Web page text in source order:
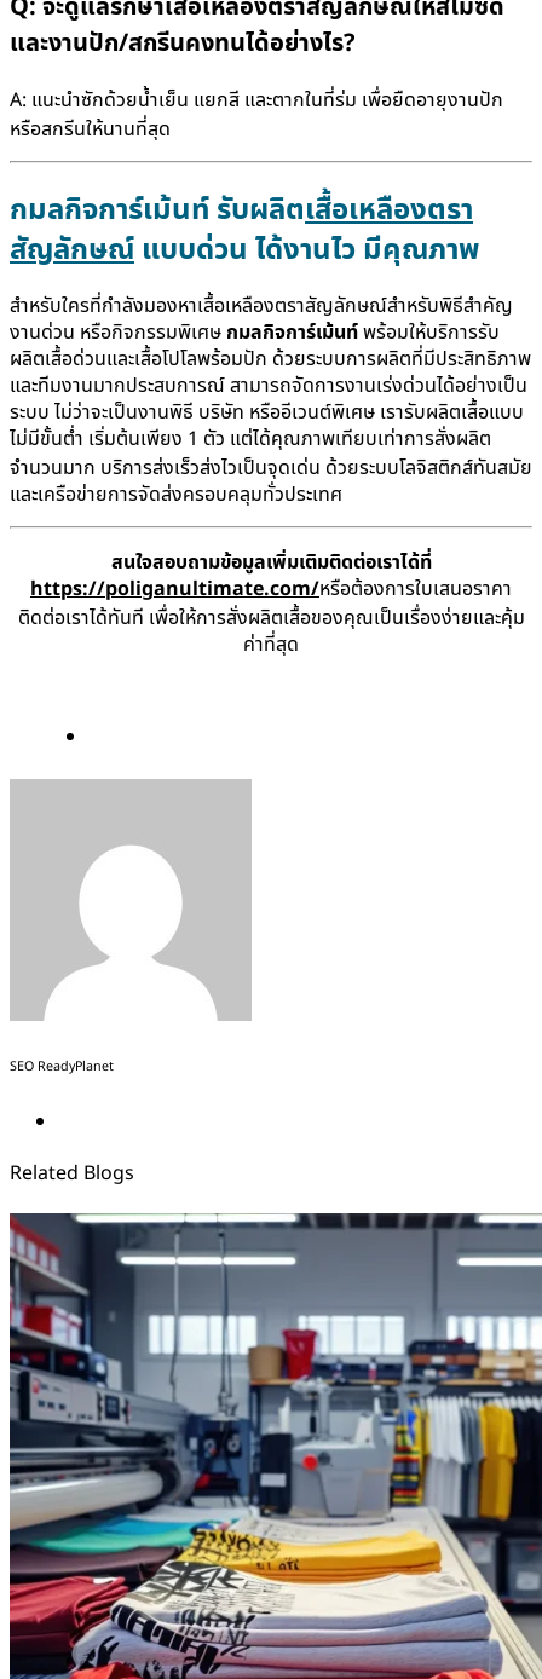
และงานปัก/สกรีนคงทนได้อย่างไร?
A: แนะนำซักด้วยน้ำเย็น แยกสี และตากในที่ร่ม เพื่อยืดอายุงานปัก
หรือสกรีนให้นานที่สุด
กมลกิจการ์เม้นท์ รับผลิตเสื้อเหลืองตรา
สัญลักษณ์ แบบด่วน ได้งานไว มีคุณภาพ
สำหรับใครที่กำลังมองหาเสื้อเหลืองตราสัญลักษณ์สำหรับพิธีสำคัญ
งานด่วน หรือกิจกรรมพิเศษ กมลกิจการ์เม้นท์พร้อมให้บริการรับ
ผลิตเสื้อด่วนและเสื้อโปโลพร้อมปัก ด้วยระบบการผลิตที่มีประสิทธิภาพ
และทีมงานมากประสบการณ์ สามารถจัดการงานเร่งด่วนได้อย่างเป็น
ระบบ ไม่ว่าจะเป็นงานพิธี บริษัท หรืออีเวนต์พิเศษ เรารับผลิตเสื้อแบบ
ไม่มีขั้นต่ำ เริ่มต้นเพียง 1 ตัว แต่ได้คุณภาพเทียบเท่าการสั่งผลิต
จำนวนมาก บริการส่งเร็วส่งไวเป็นจุดเด่น ด้วยระบบโลจิสติกส์ทันสมัย
และเครือข่ายการจัดส่งครอบคลุมทั่วประเทศ
สนใจสอบถามข้อมูลเพิ่มเติมติดต่อเราได้ที่
https://poliganultimate.com/หรือต้องการใบเสนอราคา
ติดต่อเราได้ทันที เพื่อให้การสั่งผลิตเสื้อของคุณเป็นเรื่องง่ายและคุ้ม
ค่าที่สุด
SEO ReadyPlanet
Related Blogs